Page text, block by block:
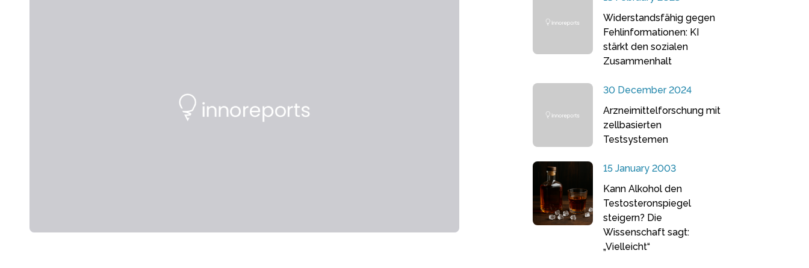
Widerstandsfähig gegen
Fehlinformationen: KI
stärkt den sozialen
Zusammenhalt
30 December 2024
Arzneimittelforschung mit
zellbasierten
Testsystemen
15 January 2003
Kann Alkohol den
Testosteronspiegel
steigern? Die
Wissenschaft sagt:
„Vielleicht“